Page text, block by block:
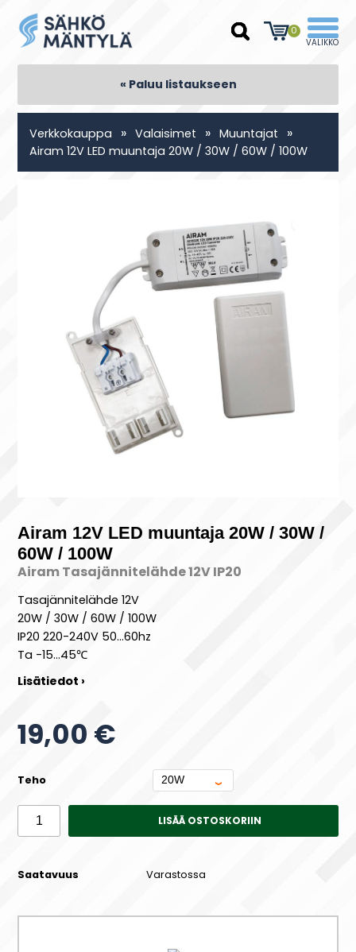
0
« Paluu listaukseen
Verkkokauppa » Valaisimet » Muuntajat »
Airam 12V LED muuntaja 20W / 30W / 60W / 100W
Airam 12V LED muuntaja 20W / 30W /
60W / 100W
Airam Tasajännitelähde 12V IP20
Tasajännitelähde 12V
20W / 30W / 60W / 100W
IP20 220-240V 50…60hz
Ta -15…45℃
Lisätiedot ›
19,00 €
Teho
LISÄÄ OSTOSKORIIN
Saatavuus Varastossa